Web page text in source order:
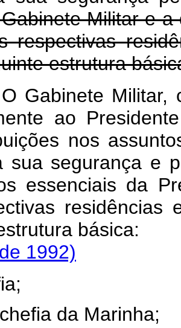
Militar e
respectivas
estrutura
Gabinete
ao
nos
sua segurança e
essenciais da
residências
1992)
da Marinha;